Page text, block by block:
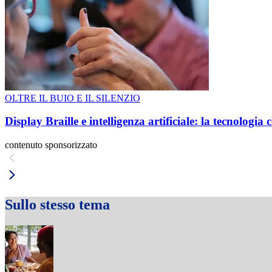
OLTRE IL BUIO E IL SILENZIO
Display Braille e intelligenza artificiale: la tecnologia
contenuto sponsorizzato
Sullo stesso tema